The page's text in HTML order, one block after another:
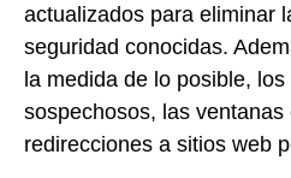
actualizados para eliminar
seguridad conocidas.
la medida de lo posible,
sospechosos, las
redirecciones a sitios web